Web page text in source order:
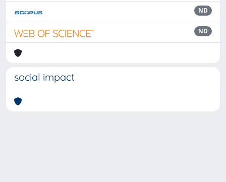
ND
ND
social impact